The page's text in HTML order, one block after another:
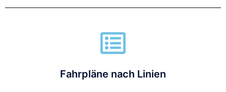
Fahrpläne nach Linien